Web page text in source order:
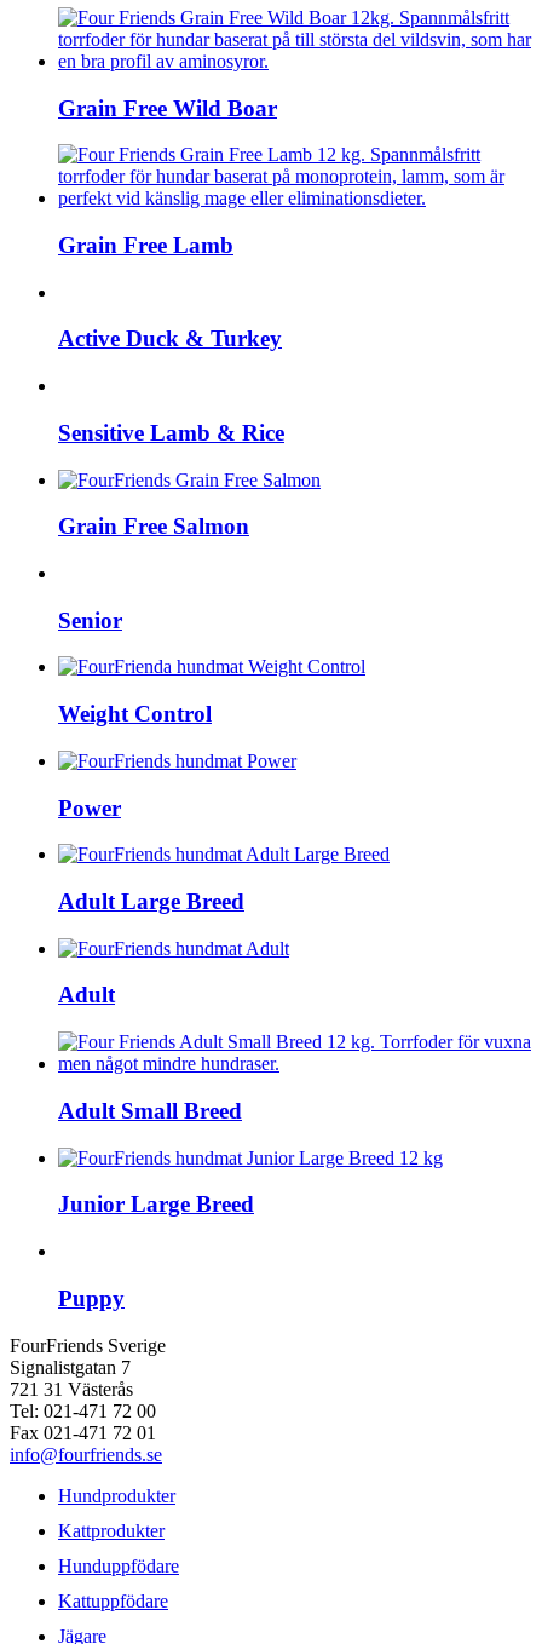
Grain Free Wild Boar
Grain Free Lamb
Active Duck & Turkey
Sensitive Lamb & Rice
Grain Free Salmon
Senior
Weight Control
Power
Adult Large Breed
Adult
Adult Small Breed
Junior Large Breed
Puppy
FourFriends Sverige
Signalistgatan 7
721 31 Västerås
Tel: 021-471 72 00
Fax 021-471 72 01
info@fourfriends.se
Hundprodukter
Kattprodukter
Hunduppfödare
Kattuppfödare
Jägare